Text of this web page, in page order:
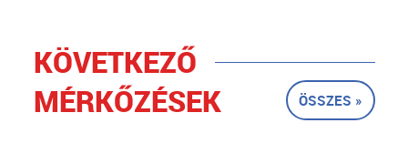
KÖVETKEZŐ
MÉRKŐZÉSEK
ÖSSZES »